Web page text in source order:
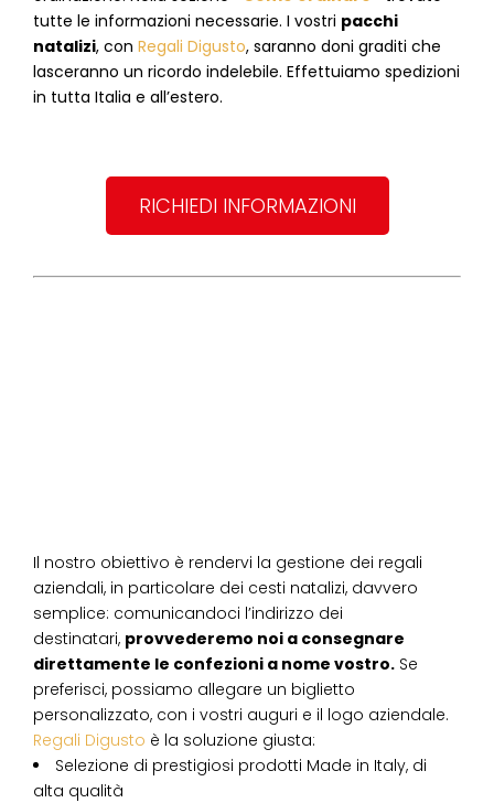
tutte le informazioni necessarie. I vostri pacchi
natalizi, con Regali Digusto, saranno doni graditi che
lasceranno un ricordo indelebile. Effettuiamo spedizioni
in tutta Italia e all’estero.
RICHIEDI INFORMAZIONI
Il nostro obiettivo è rendervi la gestione dei regali
aziendali, in particolare dei cesti natalizi, davvero
semplice: comunicandoci l’indirizzo dei
destinatari, provvederemo noi a consegnare
direttamente le confezioni a nome vostro. Se
preferisci, possiamo allegare un biglietto
personalizzato, con i vostri auguri e il logo aziendale.
Regali Digusto è la soluzione giusta:
Selezione di prestigiosi prodotti Made in Italy, di
alta qualità